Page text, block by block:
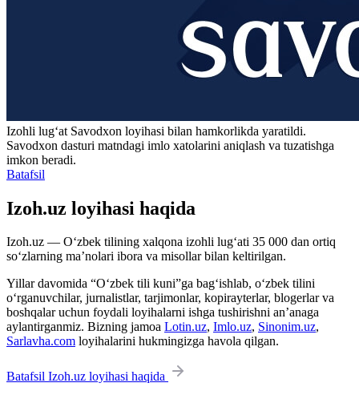
Izohli lugʻat Savodxon loyihasi bilan hamkorlikda yaratildi.
Savodxon dasturi matndagi imlo xatolarini aniqlash va tuzatishga
imkon beradi.
Batafsil
Izoh.uz loyihasi haqida
Izoh.uz — O‘zbek tilining xalqona izohli lug‘ati 35 000 dan ortiq
so‘zlarning ma’nolari ibora va misollar bilan keltirilgan.
Yillar davomida “O‘zbek tili kuni”ga bag‘ishlab, o‘zbek tilini
o‘rganuvchilar, jurnalistlar, tarjimonlar, kopirayterlar, blogerlar va
boshqalar uchun foydali loyihalarni ishga tushirishni an’anaga
aylantirganmiz. Bizning jamoa Lotin.uz, Imlo.uz, Sinonim.uz,
Sarlavha.com loyihalarini hukmingizga havola qilgan.
Batafsil Izoh.uz loyihasi haqida